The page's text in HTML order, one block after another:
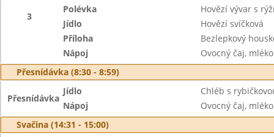
3
Polévka
Hovězí vývar s
Jídlo
Hovězí svíčková
Příloha
Bezlepkový
Nápoj
Ovocný čaj, mléko
Přesnídávka (8:30 - 8:59)
Přesnídávka
Jídlo
Chléb s
Nápoj
Ovocný čaj, mléko
Svačina (14:31 - 15:00)